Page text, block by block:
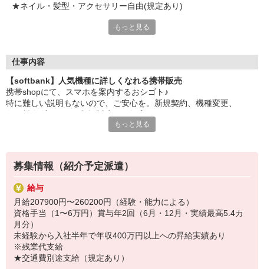
★ネイル・髪型・アクセサリー自由(規定あり)
シエロのスタッフは9割が未経験スタート。
ずっと先まで役に立ちます！
丁寧な研修もあるので、
みなさんから働きやすいと好評です♪
最新アプリ事情やお得なプラン、
スマホの裏ワザを学べるチャンス♪
￣￣￣￣￣￣￣￣￣￣￣
▼オフィスワーク
事務、経理、データ入力、コールセンター、受付
▼工場・製造・軽作業系
機械/食品製造・梱包・仕分け・加工・組立・検査
▼美容系
眉毛サロンのアイブロウ・ネイリスト・エステ
▼営業・販売
法人営業・アパレル販売・個別指導塾・人材紹介
▼人気案件も多数♪
短期・期間限定・オープニング・官公庁案件
もっと見る
仕事内容
【softbank】人気機種に詳しくなれる携帯販売
携帯shopにて、スマホを案内するおシゴト♪
特に難しい説明もないので、ご安心を。新規契約、機種変更、
満足度◎
■携帯やインターネット販売業務
docomo(ドコモ)/au(エーユー)・KDDI/softbank(ソフトバンク)など
の大手キャリアから
ワイモバイル(Y!mobille)、楽天モバイル、UQなど格安スマホまで幅
広く紹介可能♪
人気のApple（アップル）店舗もございます！
もっと見る
募集情報（紹介予定派遣）
給与
月給207900円〜260200円（経験・能力による）
資格手当（1〜6万円）賞与年2回（6月・12月・実績最高5.4カ
月分）
未経験から入社半年で年収400万円以上への昇給実績あり
※残業代支給
★交通費別途支給（規定あり）